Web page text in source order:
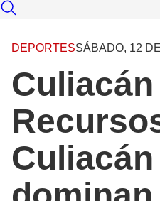
DEPORTESSÁBADO, 12
Culiacán
Culiacán